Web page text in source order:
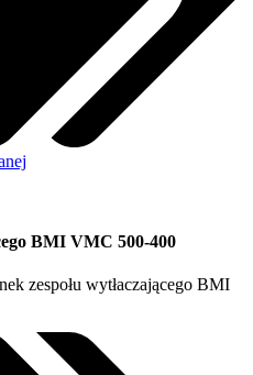
BMI VMC 500-400
zespołu wytłaczającego BMI